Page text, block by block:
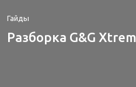
Гайды
Разборка G&G